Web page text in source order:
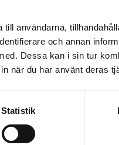
användarna,
och annan
Dessa kan i sin tur
när du har använt deras
Statistik